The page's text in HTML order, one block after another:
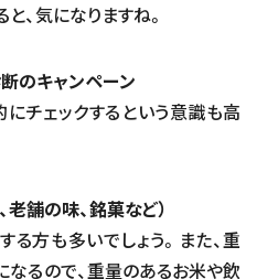
、気になりますね。
のキャンペーン
チェックするという意識も高
老舗の味、銘菓など）
方も多いでしょう。また、重
るので、重量のあるお米や飲